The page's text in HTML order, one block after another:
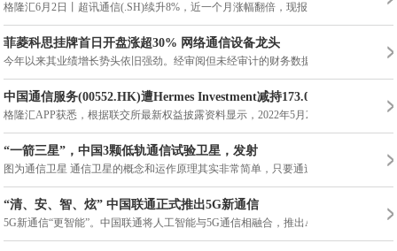
格隆汇6月2日丨超讯通信(.SH)续升8%，近一个月涨幅翻倍，现报16.09元
菲菱科思挂牌首日开盘涨超30% 网络通信设备龙头
今年以来其业绩增长势头依旧强劲。经审阅但未经审计的财务数据显
中国通信服务(00552.HK)遭Hermes Investment减持173.05万
格隆汇APP获悉，根据联交所最新权益披露资料显示，2022年5月23日，中
“一箭三星”，中国3颗低轨通信试验卫星，发射
图为通信卫星 通信卫星的概念和运作原理其实非常简单，只要通过地
“清、安、智、炫” 中国联通正式推出5G新通信
5G新通信“更智能”。中国联通将人工智能与5G通信相融合，推出AI秘